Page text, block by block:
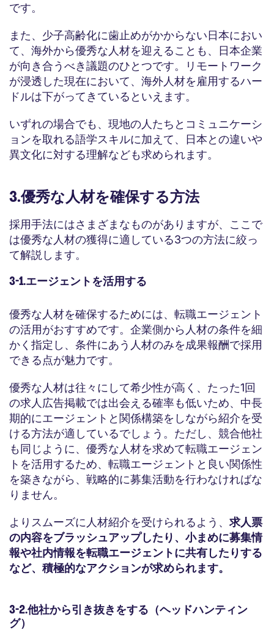
です。
また、少子高齢化に歯止めがかからない日本におい
て、海外から優秀な人材を迎えることも、日本企業
が向き合うべき議題のひとつです。リモートワーク
が浸透した現在において、海外人材を雇用するハー
ドルは下がってきているといえます。
いずれの場合でも、現地の人たちとコミュニケーシ
ョンを取れる語学スキルに加えて、日本との違いや
異文化に対する理解なども求められます。
3.優秀な人材を確保する方法
採用手法にはさまざまなものがありますが、ここで
は優秀な人材の獲得に適している3つの方法に絞っ
て解説します。
3-1.エージェントを活用する
優秀な人材を確保するためには、転職エージェント
の活用がおすすめです。企業側から人材の条件を細
かく指定し、条件にあう人材のみを成果報酬で採用
できる点が魅力です。
優秀な人材は往々にして希少性が高く、たった1回
の求人広告掲載では出会える確率も低いため、中長
期的にエージェントと関係構築をしながら紹介を受
ける方法が適しているでしょう。ただし、競合他社
も同じように、優秀な人材を求めて転職エージェン
トを活用するため、転職エージェントと良い関係性
を築きながら、戦略的に募集活動を行わなければな
りません。
よりスムーズに人材紹介を受けられるよう、 求人票
の内容をブラッシュアップしたり、小まめに募集情
報や社内情報を転職エージェントに共有したりする
など、積極的なアクションが求められます。
3-2.他社から引き抜きをする（ヘッドハンティン
グ）